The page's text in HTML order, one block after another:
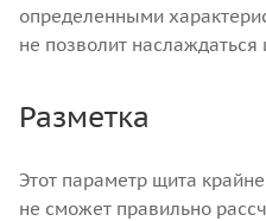
определенными
не позволит
Разметка
Этот параметр щита
не сможет правильно